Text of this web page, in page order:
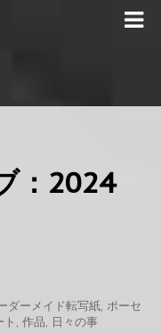
：2024
ダーメイド転写紙, ポーセ
, 作品, 日々の事